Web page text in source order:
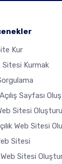
Kur
Kurmak
Sayfası
Sitesi
Web Sitesi
Sitesi
Sitesi